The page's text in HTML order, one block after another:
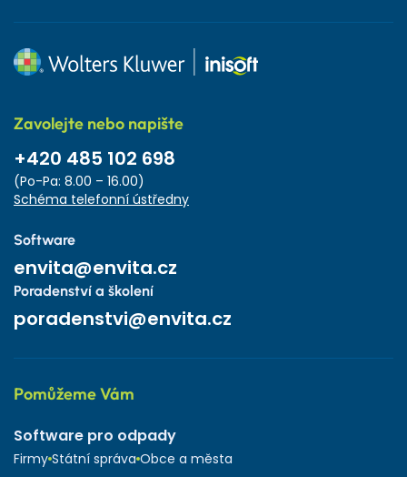
Zavolejte nebo napište
+420 485 102 698
(Po-Pa: 8.00 – 16.00)
Schéma telefonní ústředny
Software
envita@envita.cz
Poradenství a školení
poradenstvi@envita.cz
Pomůžeme Vám
Software pro odpady
Firmy Státní správa Obce a města